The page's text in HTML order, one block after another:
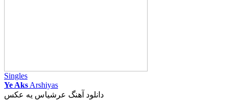
Singles
Ye Aks Arshiyas
دانلود آهنگ عرشیاس یه عکس